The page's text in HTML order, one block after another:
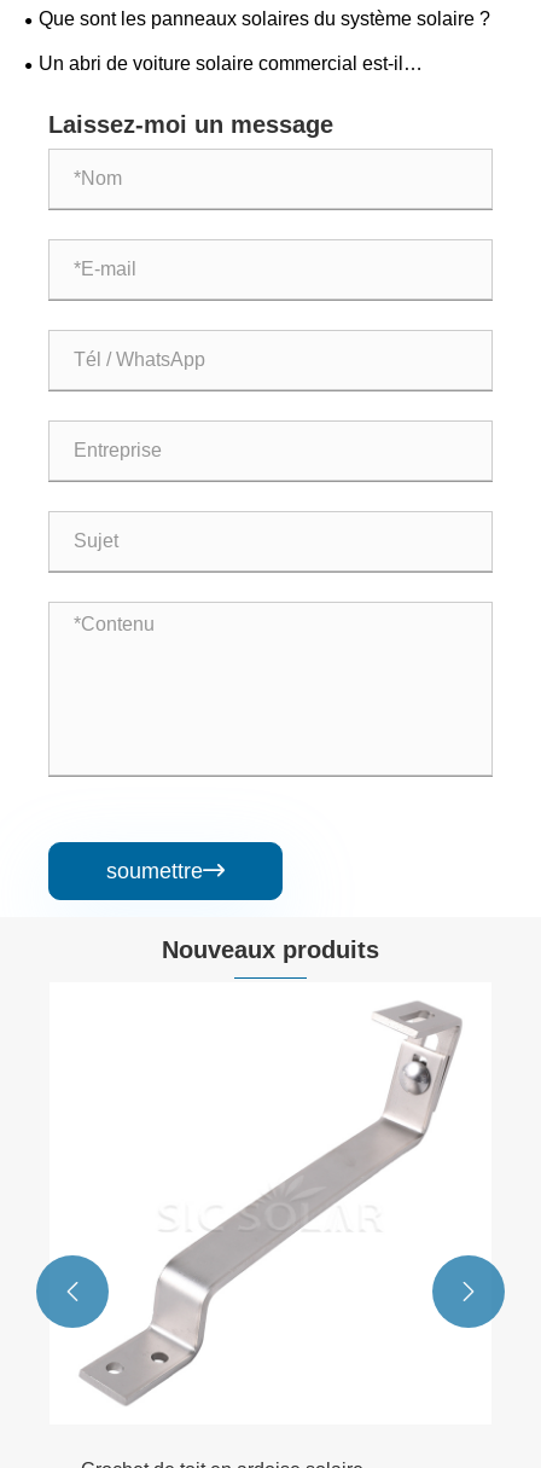
pourquoi sont-ils idéaux pour les bâtiments modernes ?
Que sont les panneaux solaires du système solaire ?
Un abri de voiture solaire commercial est-il
puisse faire aujourd'hui
Laissez-moi un message
soumettre
Nouveaux produits
 